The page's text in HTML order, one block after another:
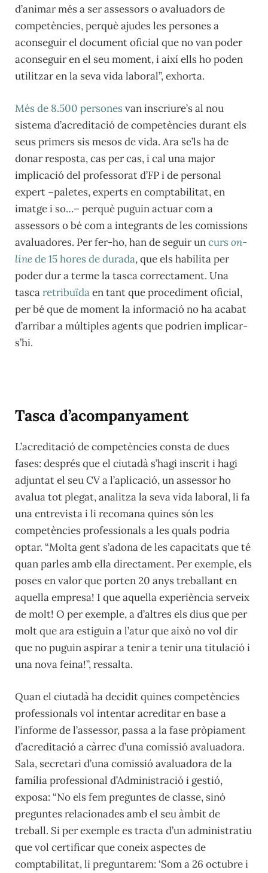
d’animar més a ser assessors o avaluadors de
competències, perquè ajudes les persones a
aconseguir el document oficial que no van poder
aconseguir en el seu moment, i així ells ho poden
utilitzar en la seva vida laboral”, exhorta.
Més de 8.500 persones van inscriure’s al nou
sistema d’acreditació de competències durant els
seus primers sis mesos de vida. Ara se’ls ha de
donar resposta, cas per cas, i cal una major
implicació del professorat d’FP i de personal
expert –paletes, experts en comptabilitat, en
imatge i so…– perquè puguin actuar com a
assessors o bé com a integrants de les comissions
avaluadores. Per fer-ho, han de seguir uncurs on-
linede 15 hores de durada, que els habilita per
poder dur a terme la tasca correctament. Una
tascaretribuïdaen tant que procediment oficial,
per bé que de moment la informació no ha acabat
d’arribar a múltiples agents que podrien implicar-
s’hi.
Tasca d’acompanyament
L’acreditació de competències consta de dues
fases: després que el ciutadà s’hagi inscrit i hagi
adjuntat el seu CV a l’aplicació, un assessor ho
avalua tot plegat, analitza la seva vida laboral, li fa
una entrevista i li recomana quines són les
competències professionals a les quals podria
optar. “Molta gent s’adona de les capacitats que té
quan parles amb ella directament. Per exemple, els
poses en valor que porten 20 anys treballant en
aquella empresa! I que aquella experiència serveix
de molt! O per exemple, a d’altres els dius que per
molt que ara estiguin a l’atur que això no vol dir
que no puguin aspirar a tenir a tenir una titulació i
una nova feina!”, ressalta.
Quan el ciutadà ha decidit quines competències
professionals vol intentar acreditar en base a
l’informe de l’assessor, passa a la fase pròpiament
d’acreditació a càrrec d’una comissió avaluadora.
Sala, secretari d’una comissió avaluadora de la
família professional d’Administració i gestió,
exposa: “No els fem preguntes de classe, sinó
preguntes relacionades amb el seu àmbit de
treball. Si per exemple es tracta d’un administratiu
que vol certificar que coneix aspectes de
comptabilitat, li preguntarem: ‘Som a 26 octubre i